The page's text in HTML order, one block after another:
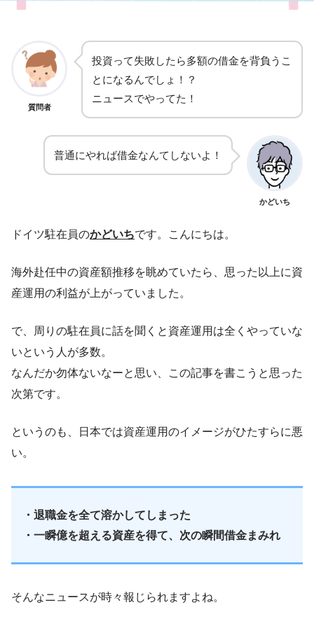
質問者
投資って失敗したら多額の借金を背負うこ
とになるんでしょ！？
ニュースでやってた！
普通にやれば借金なんてしないよ！
かどいち
ドイツ駐在員のかどいちです。こんにちは。
海外赴任中の資産額推移を眺めていたら、思った以上に資
産運用の利益が上がっていました。
で、周りの駐在員に話を聞くと資産運用は全くやっていな
いという人が多数。
なんだか勿体ないなーと思い、この記事を書こうと思った
次第です。
というのも、日本では資産運用のイメージがひたすらに悪
い。
・退職金を全て溶かしてしまった
・一瞬億を超える資産を得て、次の瞬間借金まみれ
そんなニュースが時々報じられますよね。